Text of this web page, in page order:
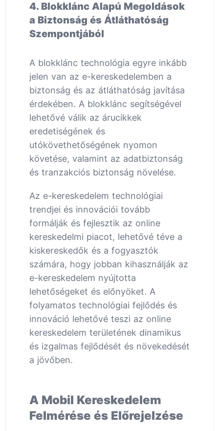
4. Blokklánc Alapú Megoldások
a Biztonság és Átláthatóság
Szempontjából
A blokklánc technológia egyre inkább
jelen van az e-kereskedelemben a
biztonság és az átláthatóság javítása
érdekében. A blokklánc segítségével
lehetővé válik az árucikkek
eredetiségének és
utókövethetőségének nyomon
követése, valamint az adatbiztonság
és tranzakciós biztonság növelése.
Az e-kereskedelem technológiai
trendjei és innovációi tovább
formálják és fejlesztik az online
kereskedelmi piacot, lehetővé téve a
kiskereskedők és a fogyasztók
számára, hogy jobban kihasználják az
e-kereskedelem nyújtotta
lehetőségeket és előnyöket. A
folyamatos technológiai fejlődés és
innováció lehetővé teszi az online
kereskedelem területének dinamikus
és izgalmas fejlődését és növekedését
a jövőben.
A Mobil Kereskedelem
Felmérése és Előrejelzése